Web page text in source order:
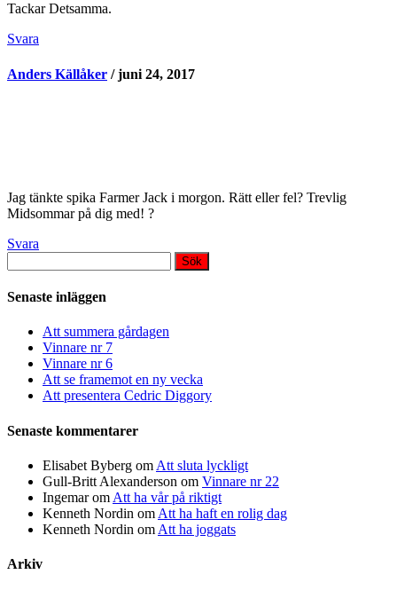
Tackar Detsamma.
Svara
Anders Källåker / juni 24, 2017
Jag tänkte spika Farmer Jack i morgon. Rätt eller fel? Trevlig
Midsommar på dig med! ?
Svara
efter:
Senaste inläggen
Att summera gårdagen
Vinnare nr 7
Vinnare nr 6
Att se framemot en ny vecka
Att presentera Cedric Diggory
Senaste kommentarer
Elisabet Byberg om Att sluta lyckligt
Gull-Britt Alexanderson om Vinnare nr 22
Ingemarom Att ha vår på riktigt
Kenneth Nordin om Att ha haft en rolig dag
Kenneth Nordin om Att ha joggats
Arkiv